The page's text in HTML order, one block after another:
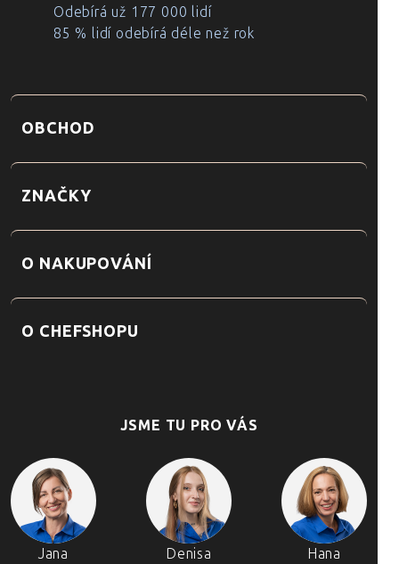
Odebírá už 177 000 lidí
85 % lidí odebírá déle než rok
OBCHOD
ZNAČKY
O NAKUPOVÁNÍ
O CHEFSHOPU
JSME TU PRO VÁS
Jana Denisa Hana